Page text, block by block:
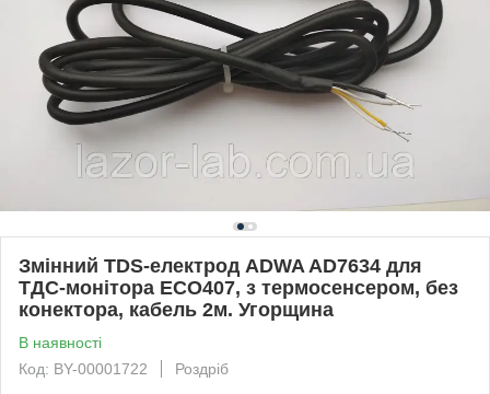
Змінний TDS-електрод ADWA AD7634 для
ТДС-монітора ECO407, з термосенсером, без
конектора, кабель 2м. Угорщина
В наявності
Код: BY-00001722
Роздріб